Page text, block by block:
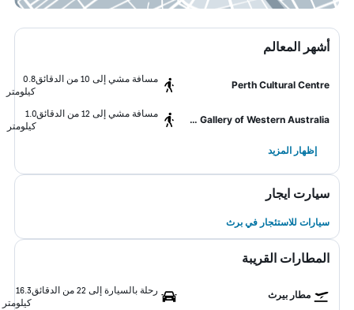
أشهر المعالم
Perth Cultural Centre
مسافة مشي إلى 10 من الدقائق
0.8
كيلومتر
Art Gallery of Western Australia
مسافة مشي إلى 12 من الدقائق
1.0
كيلومتر
إظهار المزيد
سيارت ايجار
سيارات للاستئجار في برث
المطارات القريبة
مطار بيرث رحلة بالسيارة إلى 22 من الدقائق
16.3
كيلومتر